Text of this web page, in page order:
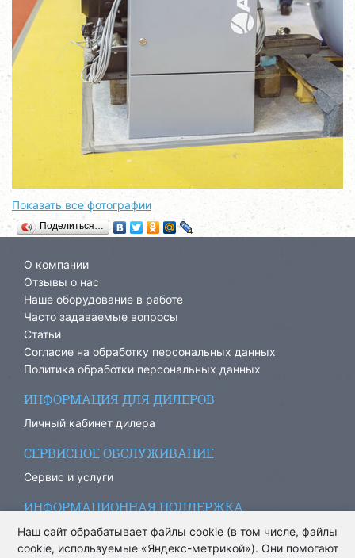
Показать все фотографии
Поделиться…
О компании
Отзывы о нас
Наше оборудование в работе
Часто задаваемые вопросы
Статьи
Согласие на обработку персональных данных
Политика обработки персональных данных
ИНФОРМАЦИЯ ДЛЯ ДИЛЕРОВ
Личный кабинет дилера
СЕРВИСНОЕ ОБСЛУЖИВАНИЕ
Сервис и услуги
ИНФОРМАЦИОННАЯ ПОДДЕРЖКА
info@ariacom.ru
Наш сайт обрабатывает файлы cookie (в том числе, файлы
cookie, используемые «Яндекс-метрикой»). Они помогают